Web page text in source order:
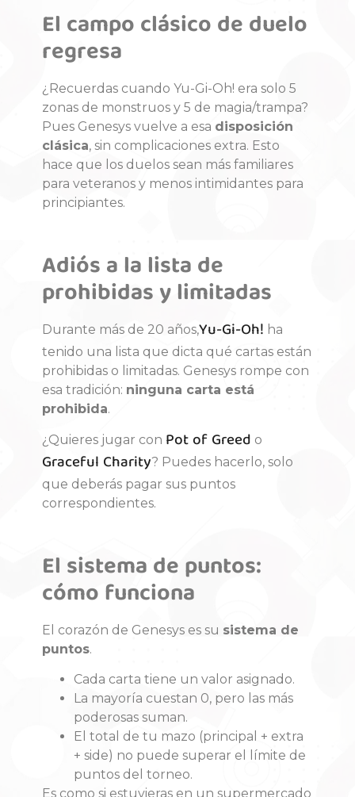
El campo clásico de duelo
regresa
¿Recuerdas cuando Yu-Gi-Oh! era solo 5
zonas de monstruos y 5 de magia/trampa?
Pues Genesys vuelve a esa disposición
clásica, sin complicaciones extra. Esto
hace que los duelos sean más familiares
para veteranos y menos intimidantes para
principiantes.
Adiós a la lista de
prohibidas y limitadas
Durante más de 20 años,Yu-Gi-Oh! ha
tenido una lista que dicta qué cartas están
prohibidas o limitadas. Genesys rompe con
esa tradición: ninguna carta está
prohibida.
¿Quieres jugar con Pot of Greed o
Graceful Charity? Puedes hacerlo, solo
que deberás pagar sus puntos
correspondientes.
El sistema de puntos:
cómo funciona
El corazón de Genesys es su sistema de
puntos.
Cada carta tiene un valor asignado.
La mayoría cuestan 0, pero las más
poderosas suman.
El total de tu mazo (principal + extra
+ side) no puede superar el límite de
puntos del torneo.
Es como si estuvieras en un supermercado